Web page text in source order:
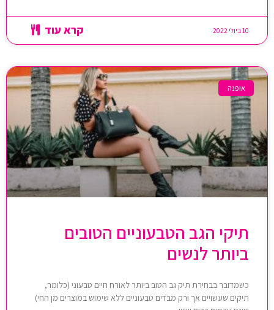
קרא עוד 10 ביולי 2022
אופנה
תיקי הגב הטבעוניים הטובים
ביותר לנשים
כשמדובר בבחירת תיק גב הטוב ביותר לאורח חיים טבעוני (כלומר,
תיקים שעשויים אך ורק מבדים טבעוניים ללא שימוש במוצרים מן החי)